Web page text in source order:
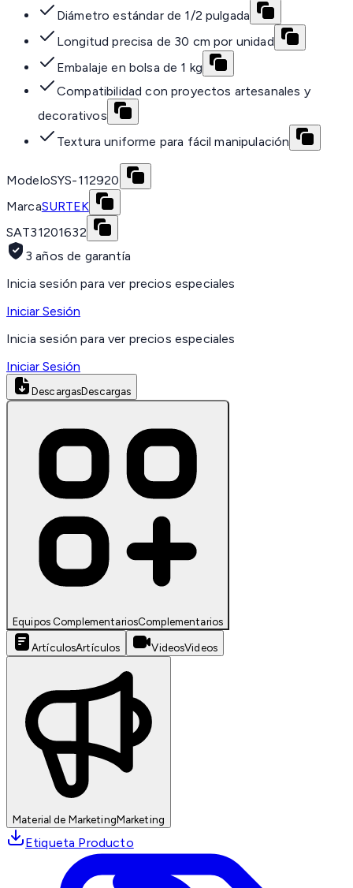
Diámetro estándar de 1/2 pulgada
Longitud precisa de 30 cm por unidad
Embalaje en bolsa de 1 kg
Compatibilidad con proyectos artesanales y
decorativos
Textura uniforme para fácil manipulación
ModeloSYS-112920
MarcaSURTEK
SAT31201632
3 años de garantía
Inicia sesión para ver precios especiales
Iniciar Sesión
Inicia sesión para ver precios especiales
Iniciar Sesión
DescargasDescargas
Equipos ComplementariosComplementarios
ArtículosArtículos VideosVideos
Material de MarketingMarketing
Etiqueta Producto